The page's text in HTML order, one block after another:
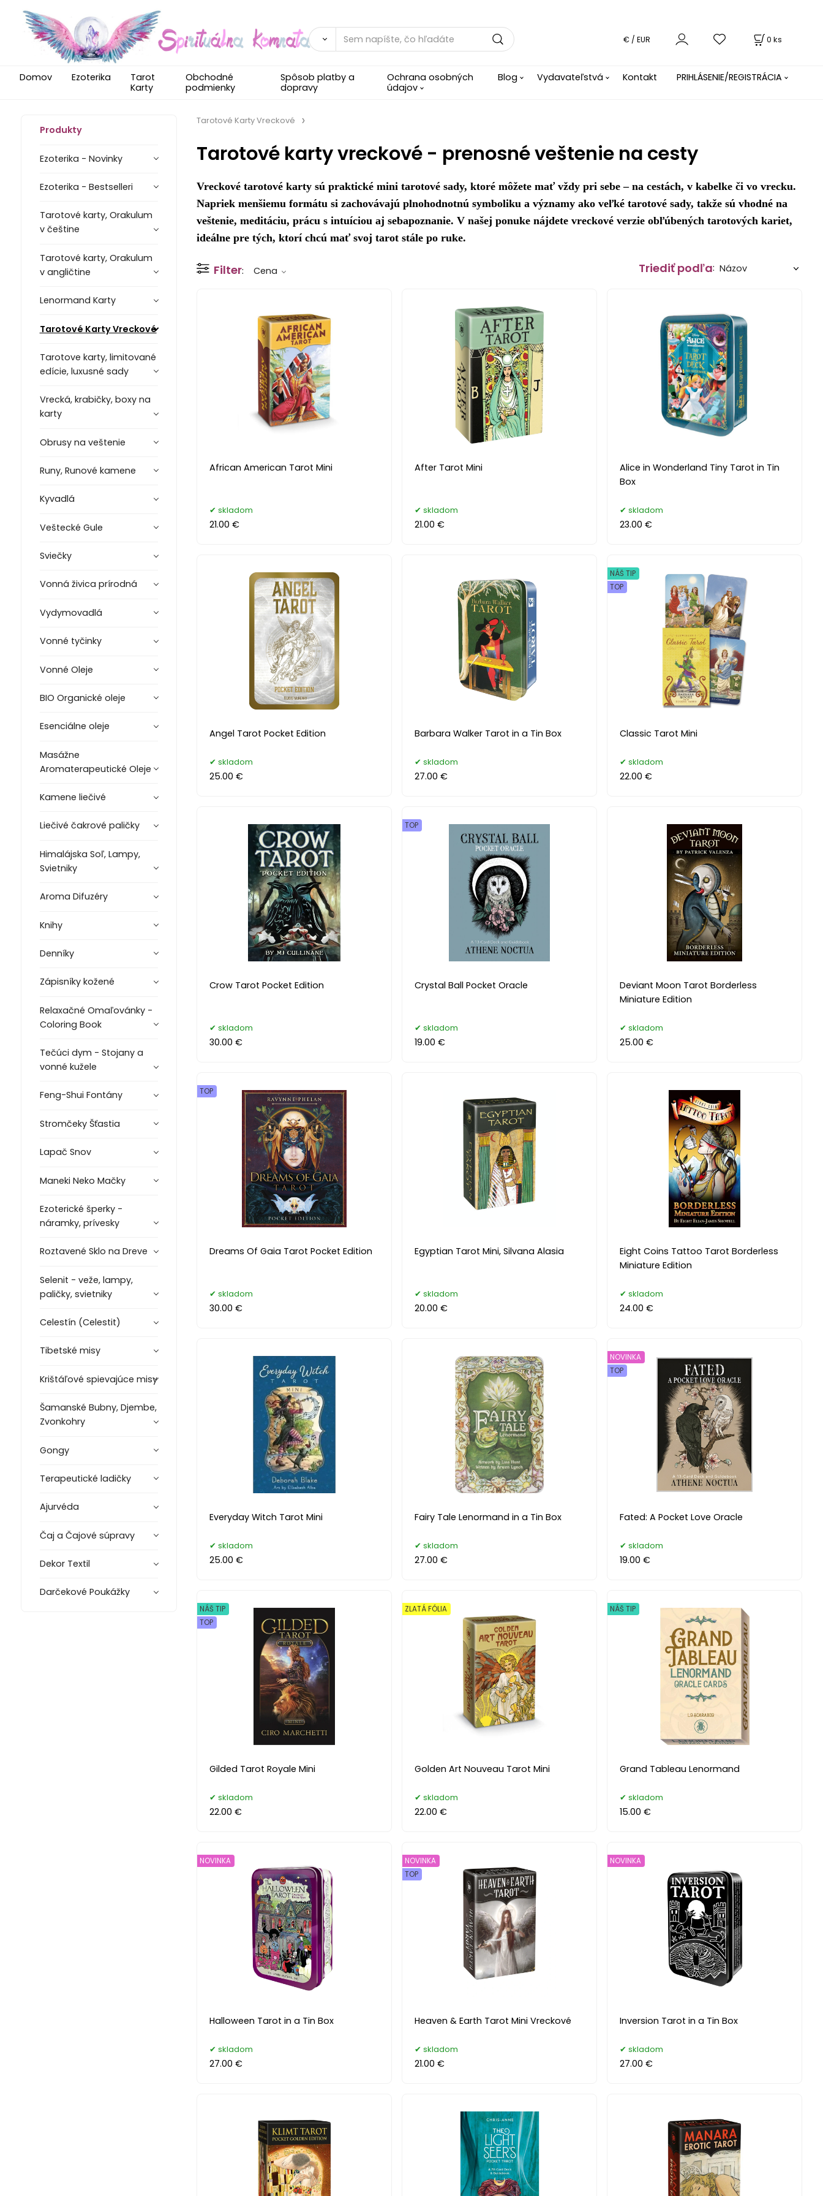
0 ks
€ / EUR
Domov Ezoterika
Tarot
Karty
Obchodné
podmienky
Spôsob platby a
dopravy
Ochrana osobných
údajov
Blog Vydavateľstvá Kontakt PRIHLÁSENIE/REGISTRÁCIA
Produkty
Ezoterika - Novinky
Ezoterika - Bestselleri
Tarotové karty, Orakulum
v češtine
Tarotové karty, Orakulum
v angličtine
Lenormand Karty
Tarotové Karty Vreckové
Tarotove karty, limitované
edície, luxusné sady
Vrecká, krabičky, boxy na
karty
Obrusy na veštenie
Runy, Runové kamene
Kyvadlá
Veštecké Gule
Sviečky
Vonná živica prírodná
Vydymovadlá
Vonné tyčinky
Vonné Oleje
BIO Organické oleje
Esenciálne oleje
Masážne
Aromaterapeutické Oleje
Kamene liečivé
Liečivé čakrové paličky
Himalájska Soľ, Lampy,
Svietniky
Aroma Difuzéry
Knihy
Denníky
Zápisníky kožené
Relaxačné Omaľovánky -
Coloring Book
Tečúci dym - Stojany a
vonné kužele
Feng-Shui Fontány
Stromčeky Šťastia
Lapač Snov
Maneki Neko Mačky
Ezoterické šperky -
náramky, prívesky
Roztavené Sklo na Dreve
Selenit - veže, lampy,
paličky, svietniky
Celestín (Celestit)
Tibetské misy
Krištáľové spievajúce misy
Šamanské Bubny, Djembe,
Zvonkohry
Gongy
Terapeutické ladičky
Ajurvéda
Čaj a Čajové súpravy
Dekor Textil
Darčekové Poukážky
Tarotové Karty Vreckové
Tarotové karty vreckové - prenosné veštenie na cesty
Vreckové tarotové karty sú praktické mini tarotové sady, ktoré môžete mať vždy pri sebe – na cestách, v kabelke či vo vrecku.
Napriek menšiemu formátu si zachovávajú plnohodnotnú symboliku a významy ako veľké tarotové sady, takže sú vhodné na
veštenie, meditáciu, prácu s intuíciou aj sebapoznanie. V našej ponuke nájdete vreckové verzie obľúbených tarotových kariet,
ideálne pre tých, ktorí chcú mať svoj tarot stále po ruke.
Filter Cena Triediť podľa:
African American Tarot Mini
skladom
21.00 €
After Tarot Mini
skladom
21.00 €
Alice in Wonderland Tiny Tarot in Tin
Box
skladom
23.00 €
Angel Tarot Pocket Edition
skladom
25.00 €
Barbara Walker Tarot in a Tin Box
skladom
27.00 €
Classic Tarot Mini
NÁŠ TIP
TOP
skladom
22.00 €
Crow Tarot Pocket Edition
skladom
30.00 €
Crystal Ball Pocket Oracle
TOP
skladom
19.00 €
Deviant Moon Tarot Borderless
Miniature Edition
skladom
25.00 €
Dreams Of Gaia Tarot Pocket Edition
TOP
skladom
30.00 €
Egyptian Tarot Mini, Silvana Alasia
skladom
20.00 €
Eight Coins Tattoo Tarot Borderless
Miniature Edition
skladom
24.00 €
Everyday Witch Tarot Mini
skladom
25.00 €
Fairy Tale Lenormand in a Tin Box
skladom
27.00 €
Fated: A Pocket Love Oracle
NOVINKA
TOP
skladom
19.00 €
Gilded Tarot Royale Mini
NÁŠ TIP
TOP
skladom
22.00 €
Golden Art Nouveau Tarot Mini
ZLATÁ FÓLIA
skladom
22.00 €
Grand Tableau Lenormand
NÁŠ TIP
skladom
15.00 €
Halloween Tarot in a Tin Box
NOVINKA
skladom
27.00 €
Heaven & Earth Tarot Mini Vreckové
NOVINKA
TOP
skladom
21.00 €
Inversion Tarot in a Tin Box
NOVINKA
skladom
27.00 €